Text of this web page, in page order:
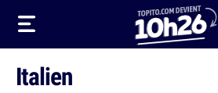
Italien